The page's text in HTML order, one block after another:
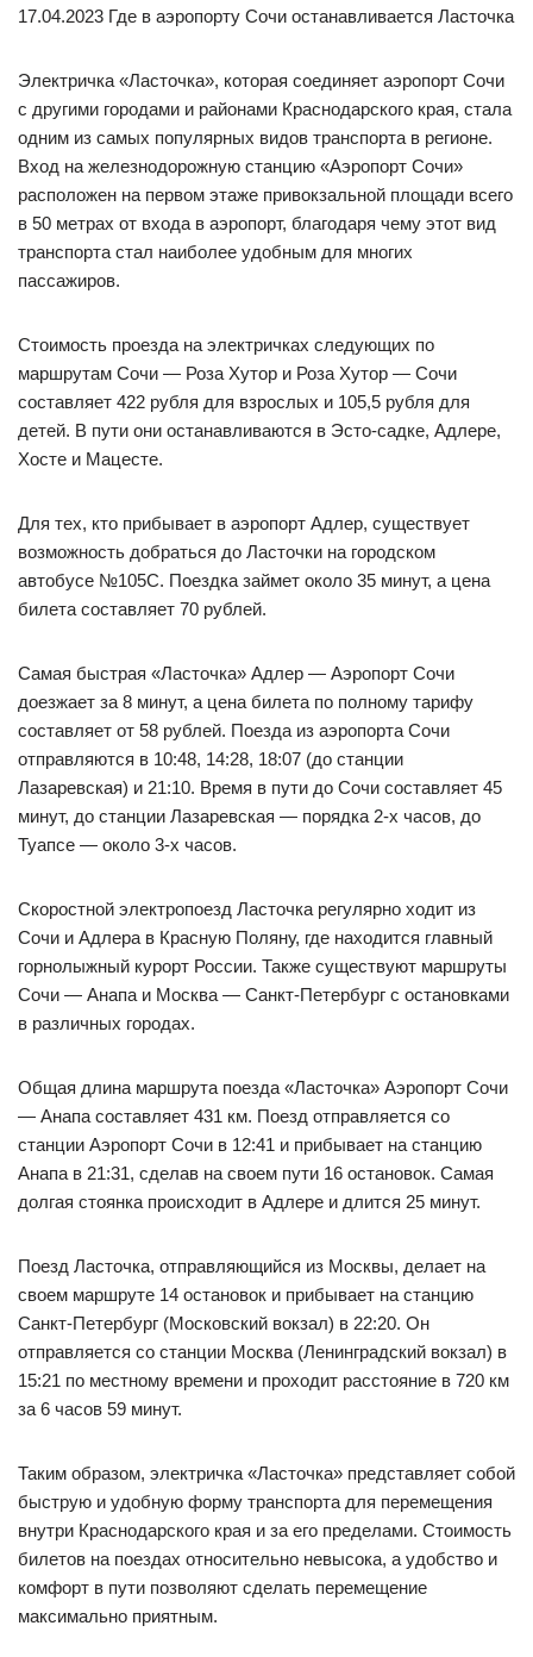
17.04.2023 Где в аэропорту Сочи останавливается Ласточка
Электричка «Ласточка», которая соединяет аэропорт Сочи
с другими городами и районами Краснодарского края, стала
одним из самых популярных видов транспорта в регионе.
Вход на железнодорожную станцию «Аэропорт Сочи»
расположен на первом этаже привокзальной площади всего
в 50 метрах от входа в аэропорт, благодаря чему этот вид
транспорта стал наиболее удобным для многих
пассажиров.
Стоимость проезда на электричках следующих по
маршрутам Сочи — Роза Хутор и Роза Хутор — Сочи
составляет 422 рубля для взрослых и 105,5 рубля для
детей. В пути они останавливаются в Эсто-садке, Адлере,
Хосте и Мацесте.
Для тех, кто прибывает в аэропорт Адлер, существует
возможность добраться до Ласточки на городском
автобусе №105С. Поездка займет около 35 минут, а цена
билета составляет 70 рублей.
Самая быстрая «Ласточка» Адлер — Аэропорт Сочи
доезжает за 8 минут, а цена билета по полному тарифу
составляет от 58 рублей. Поезда из аэропорта Сочи
отправляются в 10:48, 14:28, 18:07 (до станции
Лазаревская) и 21:10. Время в пути до Сочи составляет 45
минут, до станции Лазаревская — порядка 2-х часов, до
Туапсе — около 3-х часов.
Скоростной электропоезд Ласточка регулярно ходит из
Сочи и Адлера в Красную Поляну, где находится главный
горнолыжный курорт России. Также существуют маршруты
Сочи — Анапа и Москва — Санкт-Петербург с остановками
в различных городах.
Общая длина маршрута поезда «Ласточка» Аэропорт Сочи
— Анапа составляет 431 км. Поезд отправляется со
станции Аэропорт Сочи в 12:41 и прибывает на станцию
Анапа в 21:31, сделав на своем пути 16 остановок. Самая
долгая стоянка происходит в Адлере и длится 25 минут.
Поезд Ласточка, отправляющийся из Москвы, делает на
своем маршруте 14 остановок и прибывает на станцию
Санкт-Петербург (Московский вокзал) в 22:20. Он
отправляется со станции Москва (Ленинградский вокзал) в
15:21 по местному времени и проходит расстояние в 720 км
за 6 часов 59 минут.
Таким образом, электричка «Ласточка» представляет собой
быструю и удобную форму транспорта для перемещения
внутри Краснодарского края и за его пределами. Стоимость
билетов на поездах относительно невысока, а удобство и
комфорт в пути позволяют сделать перемещение
максимально приятным.